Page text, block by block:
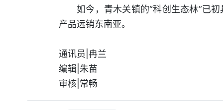
如今，青木关镇的“科创生态林”已
产品远销东南亚。
通讯员|冉兰
编辑|朱苗
审核|常畅